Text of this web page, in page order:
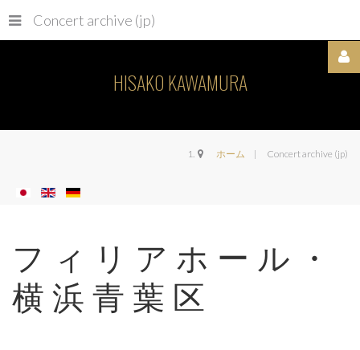
HISAKO KAWAMURA
Concert archive (jp)
ホーム Concert archive (jp)
フィリアホール・
横浜青葉区
ワ
ー
ド